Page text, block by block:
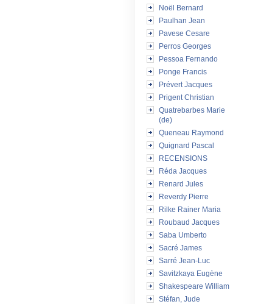
Noël Bernard
Paulhan Jean
Pavese Cesare
Perros Georges
Pessoa Fernando
Ponge Francis
Prévert Jacques
Prigent Christian
Quatrebarbes Marie
(de)
Queneau Raymond
Quignard Pascal
RECENSIONS
Réda Jacques
Renard Jules
Reverdy Pierre
Rilke Rainer Maria
Roubaud Jacques
Saba Umberto
Sacré James
Sarré Jean-Luc
Savitzkaya Eugène
Shakespeare William
Stéfan, Jude